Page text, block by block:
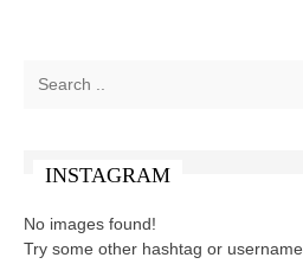
INSTAGRAM
No images found!
Try some other hashtag or username